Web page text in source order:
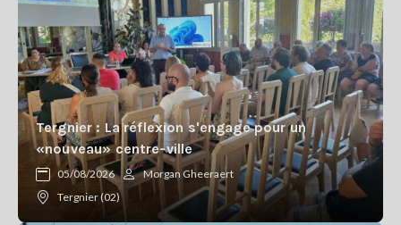
Tergnier : La réflexion s'engage pour un
«nouveau» centre-ville
05/08/2026
Morgan Gheeraert
Tergnier (02)